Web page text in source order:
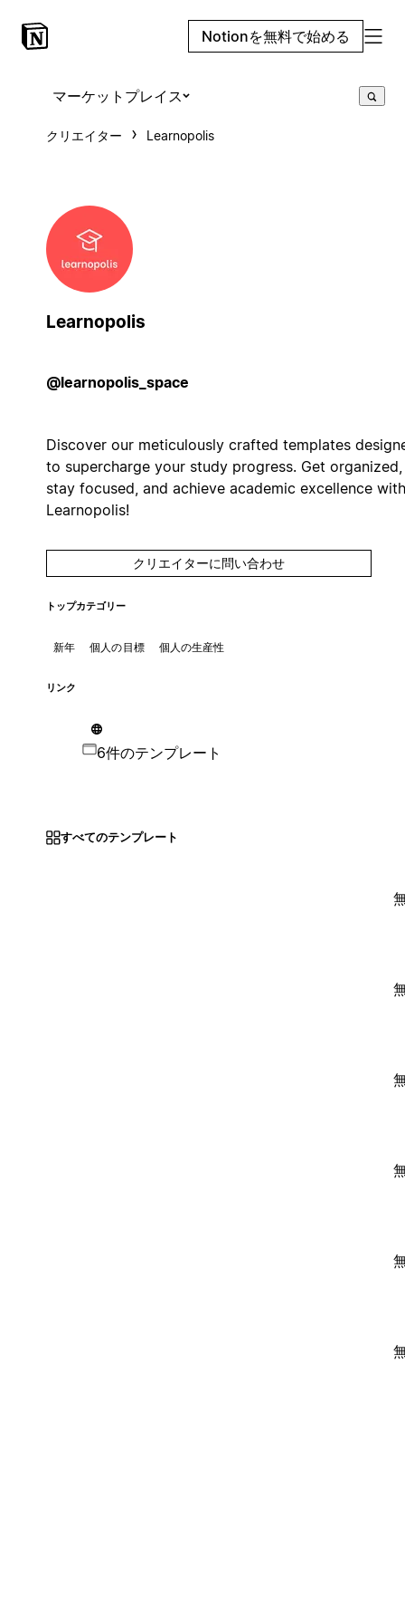
Notionを無料で始める
マーケットプレイス
クリエイター Learnopolis
Learnopolis
@learnopolis_space
Discover our meticulously crafted templates
to supercharge your study progress. Get organized,
stay focused, and achieve academic excellence with
Learnopolis!
クリエイターに問い合わせ
トップカテゴリー
新年 個人の目標 個人の生産性
リンク
6件のテンプレート
すべてのテンプレート